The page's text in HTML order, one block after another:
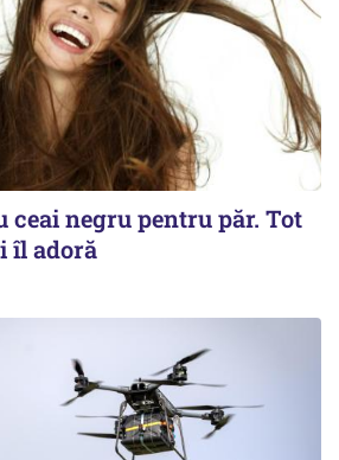
ceai negru pentru păr. Tot
îl adoră